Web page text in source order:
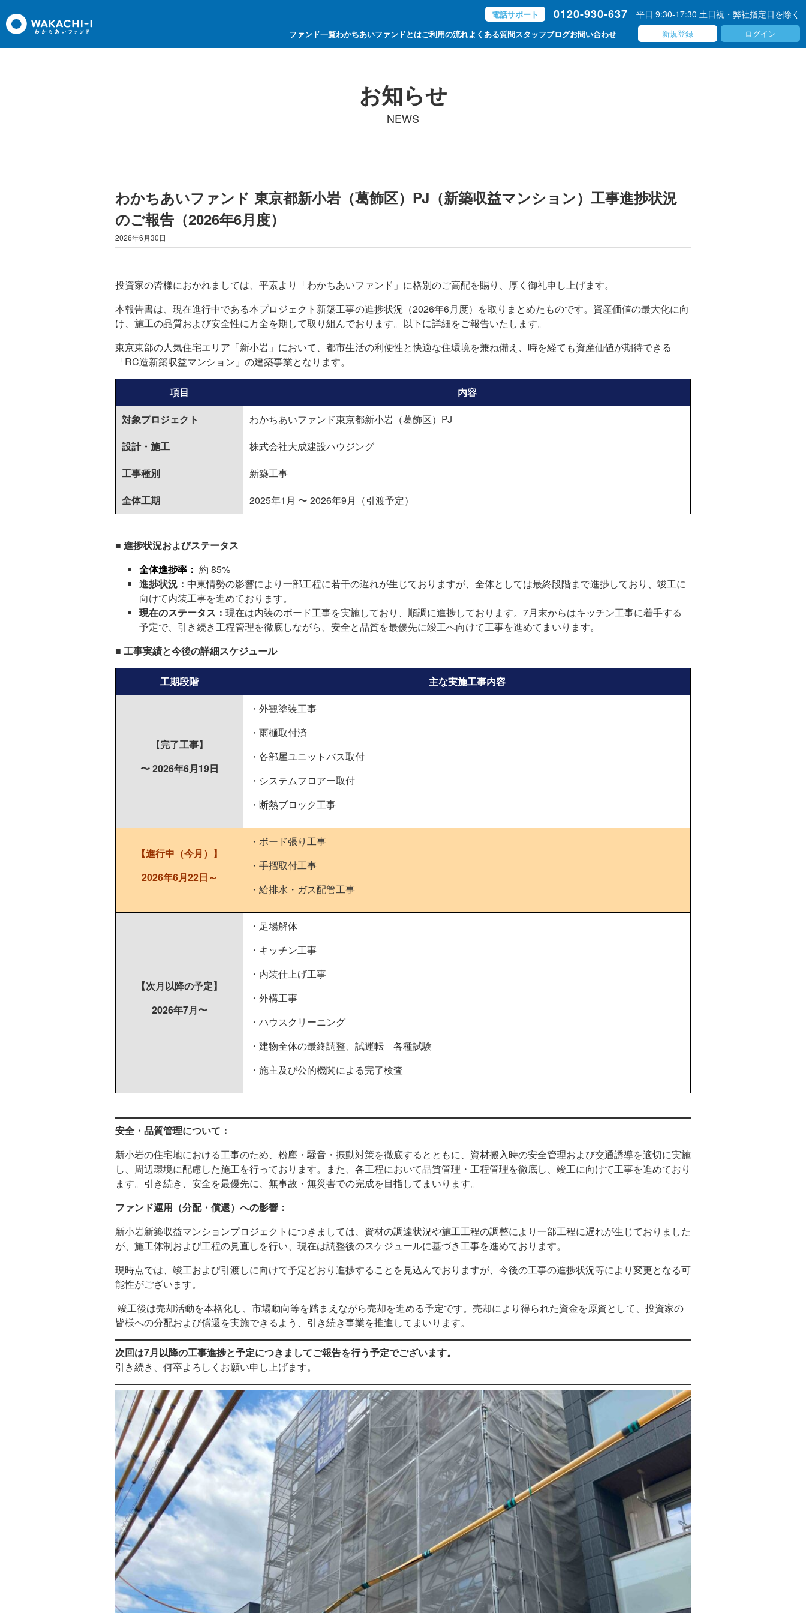
電話サポート 0120-930-637 平日 9:30-17:30 土日祝・弊社指定日を除く
ファンド一覧わかちあいファンドとはご利用の流れよくある質問スタッフブログお問い合わせ 新規登録 ログイン
お知らせ
NEWS
わかちあいファンド 東京都新小岩（葛飾区）PJ（新築収益マンション）工事進捗状況
のご報告（2026年6月度）
2026年6月30日
投資家の皆様におかれましては、平素より「わかちあいファンド」に格別のご高配を賜り、厚く御礼申し上げます。
本報告書は、現在進行中である本プロジェクト新築工事の進捗状況（2026年6月度）を取りまとめたものです。資産価値の最大化に向
け、施工の品質および安全性に万全を期して取り組んでおります。以下に詳細をご報告いたします。
東京東部の人気住宅エリア「新小岩」において、都市生活の利便性と快適な住環境を兼ね備え、時を経ても資産価値が期待できる
「RC造新築収益マンション」の建築事業となります。
項目
内容
対象プロジェクト
わかちあいファンド東京都新小岩（葛飾区）PJ
設計・施工
株式会社大成建設ハウジング
工事種別
新築工事
全体工期
2025年1月 〜 2026年9月（引渡予定）
■ 進捗状況およびステータス
全体進捗率： 約 85%
進捗状況： 中東情勢の影響により一部工程に若干の遅れが生じておりますが、全体としては最終段階まで進捗しており、竣工に
向けて内装工事を進めております。
現在のステータス： 現在は内装のボード工事を実施しており、順調に進捗しております。7月末からはキッチン工事に着手する
予定で、引き続き工程管理を徹底しながら、安全と品質を最優先に竣工へ向けて工事を進めてまいります。
■ 工事実績と今後の詳細スケジュール
工期段階 主な実施工事内容
【完了工事】
〜 2026年6月19日
・外観塗装工事
・ 雨樋取付済
・各部屋ユニットバス取付
・ システムフロアー取付
・ 断熱ブロック工事
【進行中（今月）】
2026年6月22日～
・ボード張り工事
・手摺取付工事
・給排水・ガス配管工事
【次月以降の予定】
2026年7月〜
・足場解体
・キッチン工事
・内装仕上げ工事
・外構工事
・ハウスクリーニング
・建物全体の最終調整、試運転 各種試験
・施主及び公的機関による完了検査
安全・品質管理について：
新小岩の住宅地における工事のため、粉塵・騒音・振動対策を徹底するとともに、資材搬入時の安全管理および交通誘導を適切に実施
し、周辺環境に配慮した施工を行っております。また、各工程において品質管理・工程管理を徹底し、竣工に向けて工事を進めており
ます。引き続き、安全を最優先に、無事故・無災害での完成を目指してまいります。
ファンド運用（分配・償還）への影響：
新小岩新築収益マンションプロジェクトにつきましては、資材の調達状況や施工工程の調整により一部工程に遅れが生じておりました
が、施工体制および工程の見直しを行い、現在は調整後のスケジュールに基づき工事を進めております。
現時点では、竣工および引渡しに向けて予定どおり進捗することを見込んでおりますが、今後の工事の進捗状況等により変更となる可
能性がございます。
竣工後は売却活動を本格化し、市場動向等を踏まえながら売却を進める予定です。売却により得られた資金を原資として、投資家の
皆様への分配および償還を実施できるよう、引き続き事業を推進してまいります。
次回は7月以降の工事進捗と予定につきましてご報告を行う予定でございます。
引き続き、何卒よろしくお願い申し上げます。